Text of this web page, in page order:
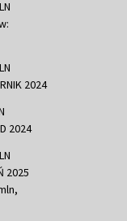
2024
2024
2025